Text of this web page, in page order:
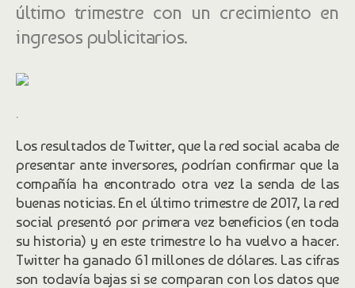
último trimestre con un crecimiento en
ingresos publicitarios.
.
Los resultados de Twitter, que la red social acaba de
presentar ante inversores, podrían confirmar que la
compañía ha encontrado otra vez la senda de las
buenas noticias. En el último trimestre de 2017, la red
social presentó por primera vez beneficios (en toda
su historia) y en este trimestre lo ha vuelvo a hacer.
Twitter ha ganado 61 millones de dólares. Las cifras
son todavía bajas si se comparan con los datos que